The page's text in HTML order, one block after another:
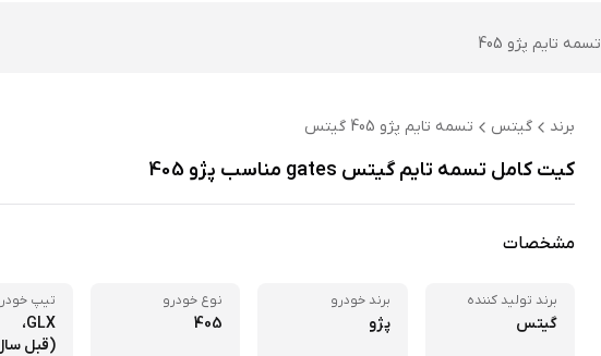
تسمه تایم پژو 405
برند گیتس تسمه تایم پژو 405 گیتس
کیت کامل تسمه تایم گیتس gates مناسب پژو 405
مشخصات
برند تولید کننده
گیتس
برند خودرو
پژو
نوع خودرو
405
تیپ
GLX،